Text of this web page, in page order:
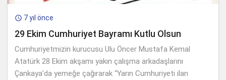
 7 yıl önce
29 Ekim Cumhuriyet Bayramı Kutlu Olsun
Cumhuriyetmizin kurucusu Ulu Öncer Mustafa Kemal
Atatürk 28 Ekim akşamı yakın çalışma arkadaşlarını
Çankaya’da yemeğe çağırarak “Yarın Cumhuriyeti ilan